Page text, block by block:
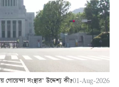
সংস্থার’ উদ্দেশ্য কী?01-Aug-2026